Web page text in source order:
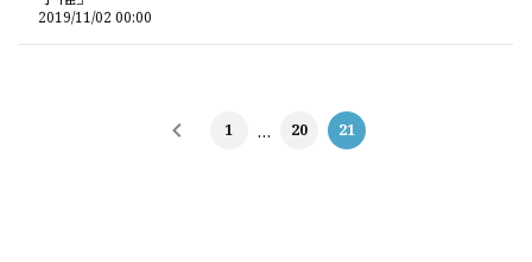
2019/11/02 00:00
1 … 20 21